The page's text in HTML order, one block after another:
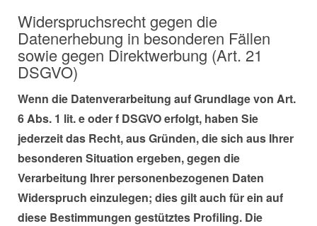
Widerspruchsrecht gegen die
Datenerhebung in besonderen Fällen
sowie gegen Direktwerbung (Art. 21
DSGVO)
Wenn die Datenverarbeitung auf Grundlage von Art.
6 Abs. 1 lit. e oder f DSGVO erfolgt, haben Sie
jederzeit das Recht, aus Gründen, die sich aus Ihrer
besonderen Situation ergeben, gegen die
Verarbeitung Ihrer personenbezogenen Daten
Widerspruch einzulegen; dies gilt auch für ein auf
diese Bestimmungen gestütztes Profiling. Die